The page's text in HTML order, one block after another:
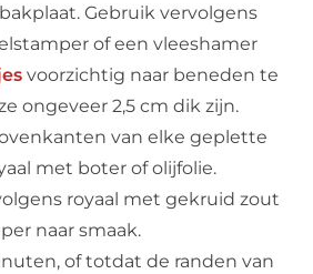
Gebruik vervolgens
of een vleeshamer
voorzichtig naar beneden te
ongeveer 2,5 cm dik zijn.
van elke geplette
met boter of olijfolie.
royaal met gekruid zout
naar smaak.
of totdat de randen van